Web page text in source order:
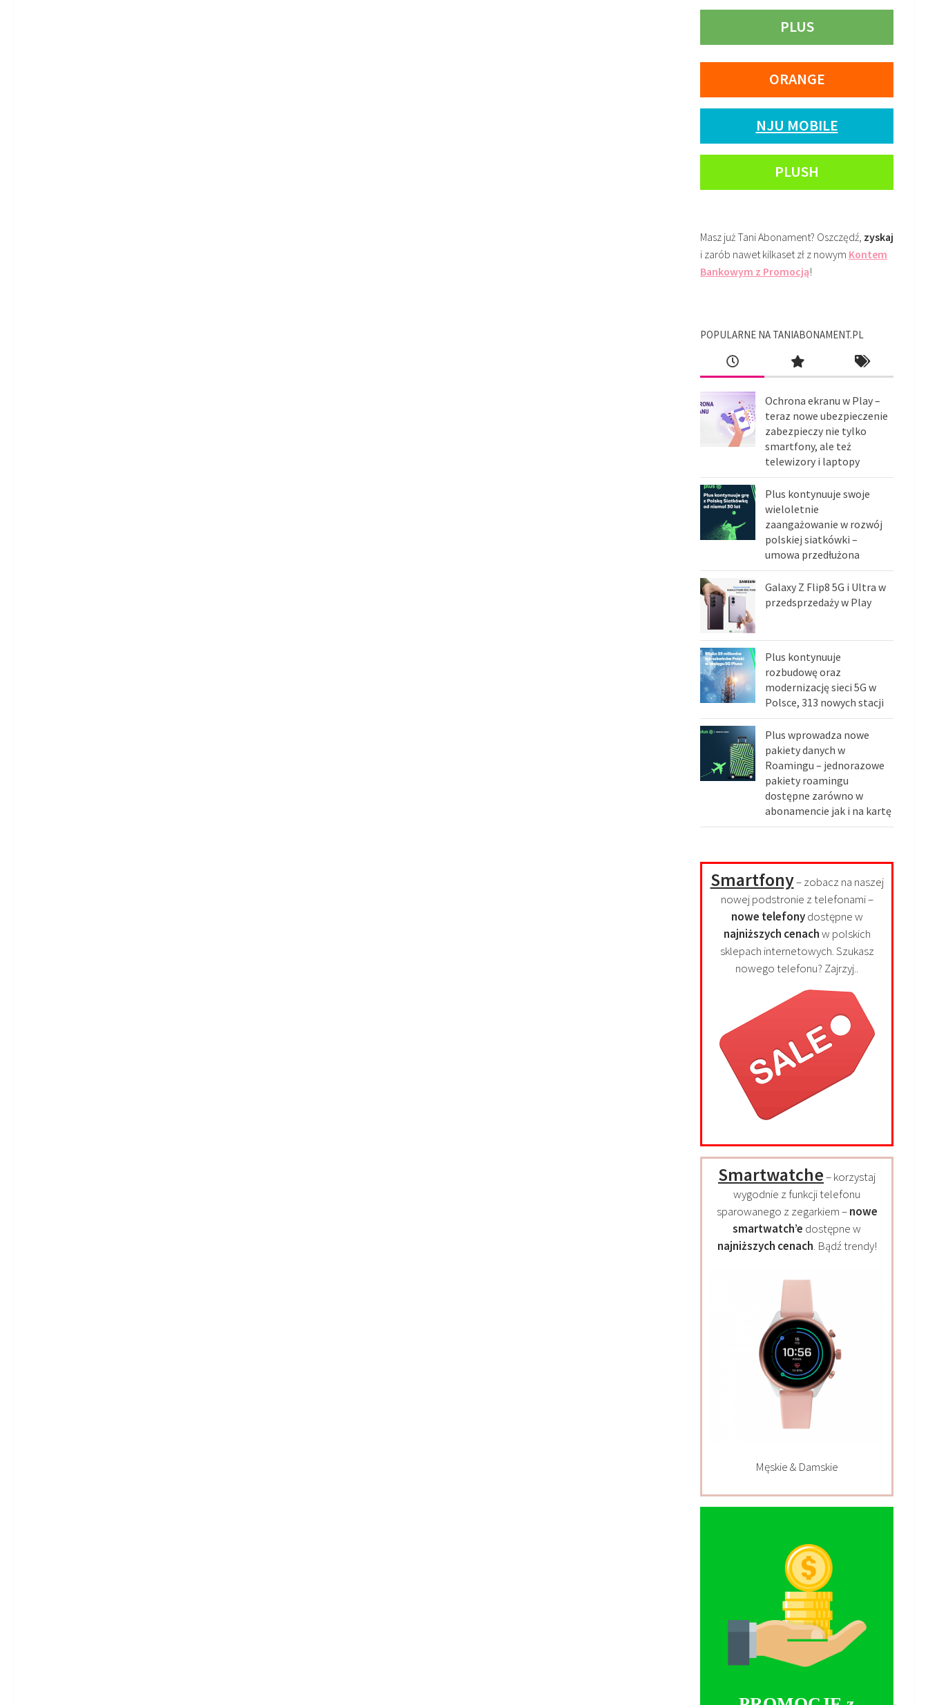
PLUS
ORANGE
NJU MOBILE
PLUSH
Masz już Tani Abonament? Oszczędź, zyskaj
i zarób nawet kilkaset zł z nowym Kontem
Bankowym z Promocją!
POPULARNE NA TANIABONAMENT.PL
Ochrona ekranu w Play –
teraz nowe ubezpieczenie
zabezpieczy nie tylko
smartfony, ale też
telewizory i laptopy
Plus kontynuuje swoje
wieloletnie
zaangażowanie w rozwój
polskiej siatkówki –
umowa przedłużona
Galaxy Z Flip8 5G i Ultra w
przedsprzedaży w Play
Plus kontynuuje
rozbudowę oraz
modernizację sieci 5G w
Polsce, 313 nowych stacji
Plus wprowadza nowe
pakiety danych w
Roamingu – jednorazowe
pakiety roamingu
dostępne zarówno w
abonamencie jak i na kartę
Smartfony– zobacz na naszej
nowej podstronie z telefonami –
nowe telefonydostępne w
najniższych cenachw polskich
sklepach internetowych. Szukasz
nowego telefonu? Zajrzyj..
Smartwatche– korzystaj
wygodnie z funkcji telefonu
sparowanego z zegarkiem –nowe
smartwatch’e dostępne w
najniższych cenach. Bądź trendy!
Męskie & Damskie